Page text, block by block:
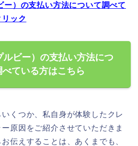
ー）の支払い方法について調べて
ック
ビー）の支払い方法につ
べている方はこちら
くつか、私自身が体験したクレ
原因をご紹介させていただきま
伝えすることは、あくまでも、